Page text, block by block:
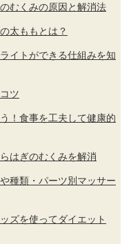
むくみの原因と解消法
太ももとは？
イトができる仕組みを知
ツ
！食事を工夫して健康的
はぎのむくみを解消
種類・パーツ別マッサー
ズを使ってダイエット